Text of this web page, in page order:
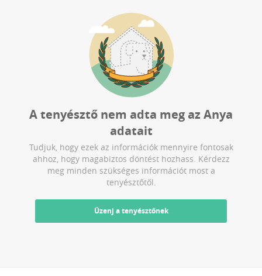
A tenyésztő nem adta meg az Anya
adatait
Tudjuk, hogy ezek az információk mennyire fontosak
ahhoz, hogy magabiztos döntést hozhass. Kérdezz
meg minden szükséges információt most a
tenyésztőtől.
Üzenj a tenyésztőnek